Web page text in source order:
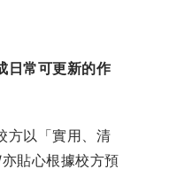
日常可更新的作
方以「實用、清
貼心根據校方預